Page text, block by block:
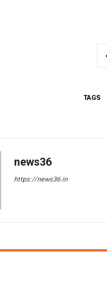
TAGS
news36
https://news36.in